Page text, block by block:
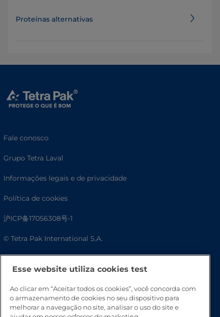
Proteínas alternativas
Fale conosco
Grupo Tetra Laval
Informações legais e de privacidade
Política de cookies
沪ICP备17056308号-1
© Tetra Pak International S.A.
Acessibilidade
Esse website utiliza cookies test
Ao clicar em “Aceitar todos os cookies”, você concorda com
o armazenamento de cookies no seu dispositivo para
melhorar a navegação no site, analisar o uso do site e